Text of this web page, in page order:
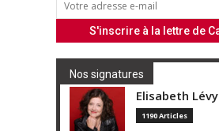
Nos signatures
Elisabeth Lévy
1190 Articles